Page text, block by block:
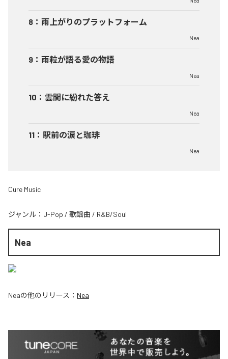
8 ： 雨上がりのプラットフォーム
Nea
9 ： 雨粒が語る愛の物語
Nea
10 ： 雲間に紛れた答え
Nea
11 ： 駅前の涙と珈琲
Nea
Cure Music
ジャンル： J-Pop / 歌謡曲 / R&B/Soul
Nea
Neaの他のリリース： Nea